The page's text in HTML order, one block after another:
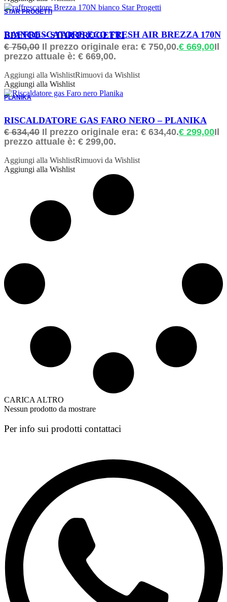
STAR PROGETTI
ORDINABILE
RAFFRESCATORE ECO FRESH AIR BREZZA 170N BIANCO – STAR PROGETTI
€750,00 Il prezzo originale era: € 750,00.€ 669,00Il
prezzo attuale è: € 669,00.
Aggiungi alla WishlistRimuovi da Wishlist
Aggiungi alla Wishlist
PLANIKA
ORDINABILE
RISCALDATORE GAS FARO NERO – PLANIKA
€634,40 Il prezzo originale era: € 634,40.€ 299,00Il
prezzo attuale è: € 299,00.
Aggiungi alla WishlistRimuovi da Wishlist
Aggiungi alla Wishlist
CARICA ALTRO
Nessun prodotto da mostrare
Per info sui prodotti contattaci